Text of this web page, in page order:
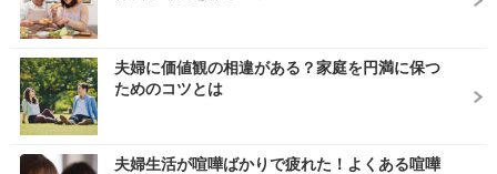
夫婦に価値観の相違がある？家庭を円満に保つ
ためのコツとは
夫婦生活が喧嘩ばかりで疲れた！よくある喧嘩